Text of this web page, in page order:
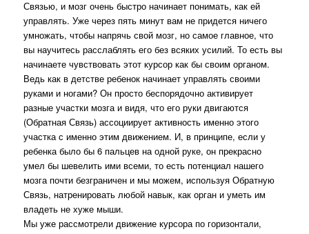
Связью, и мозг очень быстро начинает понимать, как ей
управлять. Уже через пять минут вам не придется ничего
умножать, чтобы напрячь свой мозг, но самое главное, что
вы научитесь расслаблять его без всяких усилий. То есть вы
начинаете чувствовать этот курсор как бы своим органом.
Ведь как в детстве ребенок начинает управлять своими
руками и ногами? Он просто беспорядочно активирует
разные участки мозга и видя, что его руки двигаются
(Обратная Связь) ассоциирует активность именно этого
участка с именно этим движением. И, в принципе, если у
ребенка было бы 6 пальцев на одной руке, он прекрасно
умел бы шевелить ими всеми, то есть потенциал нашего
мозга почти безграничен и мы можем, используя Обратную
Связь, натренировать любой навык, как орган и уметь им
владеть не хуже мыши.
Мы уже рассмотрели движение курсора по горизонтали,